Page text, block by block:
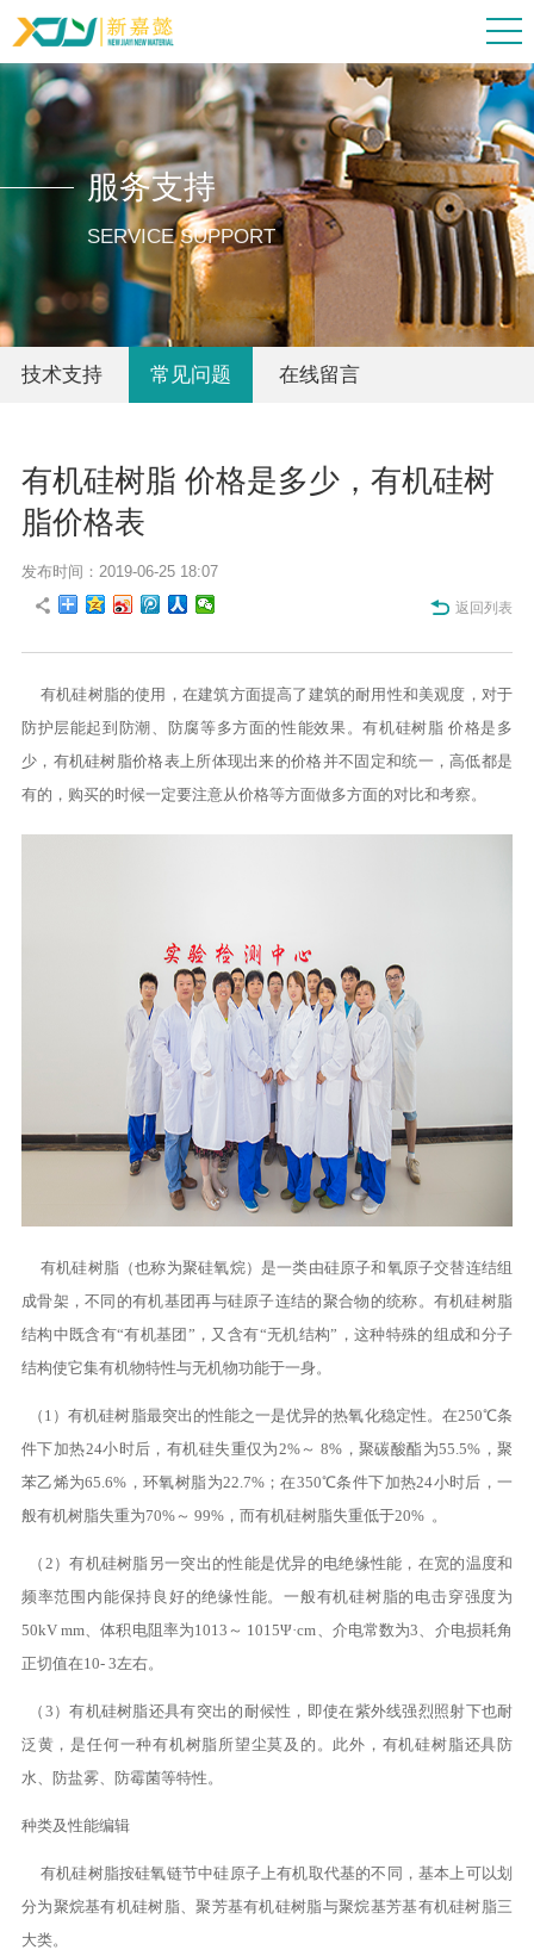
服务支持
SERVICE SUPPORT
技术支持 常见问题 在线留言
有机硅树脂 价格是多少，有机硅树
脂价格表
发布时间：2019-06-25 18:07
返回列表
有机硅树脂的使用，在建筑方面提高了建筑的耐用性和美观度，对于
防护层能起到防潮、防腐等多方面的性能效果。有机硅树脂 价格是多
少，有机硅树脂价格表上所体现出来的价格并不固定和统一，高低都是
有的，购买的时候一定要注意从价格等方面做多方面的对比和考察。
有机硅树脂（也称为聚硅氧烷）是一类由硅原子和氧原子交替连结组
成骨架，不同的有机基团再与硅原子连结的聚合物的统称。有机硅树脂
结构中既含有“有机基团”，又含有“无机结构”，这种特殊的组成和分子
结构使它集有机物特性与无机物功能于一身。
（1）有机硅树脂最突出的性能之一是优异的热氧化稳定性。在250℃条
件下加热24小时后，有机硅失重仅为2%～ 8%，聚碳酸酯为55.5%，聚
苯乙烯为65.6%，环氧树脂为22.7%；在350℃条件下加热24小时后，一
般有机树脂失重为70%～ 99%，而有机硅树脂失重低于20% 。
（2）有机硅树脂另一突出的性能是优异的电绝缘性能，在宽的温度和
频率范围内能保持良好的绝缘性能。一般有机硅树脂的电击穿强度为
50kV mm、体积电阻率为1013～ 1015Ψ·cm、介电常数为3、介电损耗角
正切值在10- 3左右。
（3）有机硅树脂还具有突出的耐候性，即使在紫外线强烈照射下也耐
泛黄，是任何一种有机树脂所望尘莫及的。此外，有机硅树脂还具防
水、防盐雾、防霉菌等特性。
种类及性能编辑
有机硅树脂按硅氧链节中硅原子上有机取代基的不同，基本上可以划
分为聚烷基有机硅树脂、聚芳基有机硅树脂与聚烷基芳基有机硅树脂三
大类。